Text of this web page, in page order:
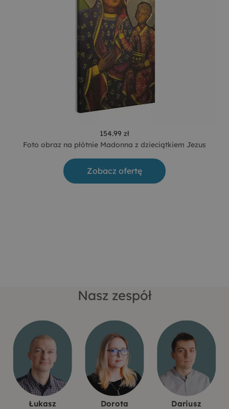
154.99 zł
Foto obraz na płótnie Madonna z dzieciątkiem Jezus
Zobacz ofertę
Nasz zespół
Łukasz Dorota Dariusz